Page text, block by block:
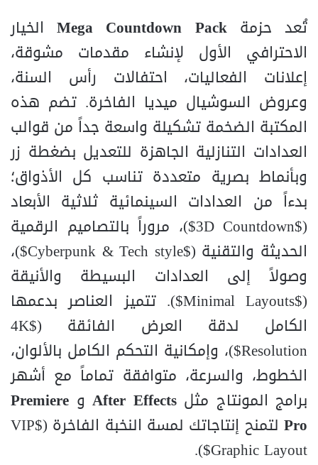
تُعد حزمةMega Countdown Packالخيار
الاحترافي الأول لإنشاء مقدمات مشوقة،
إعلانات الفعاليات، احتفالات رأس السنة،
وعروض السوشيال ميديا الفاخرة. تضم هذه
المكتبة الضخمة تشكيلة واسعة جداً من قوالب
العدادات التنازلية الجاهزة للتعديل بضغطة زر
وبأنماط بصرية متعددة تناسب كل الأذواق؛
بدءاً من العدادات السينمائية ثلاثية الأبعاد
(
$3D Countdown$
)، مروراً بالتصاميم الرقمية
الحديثة والتقنية ($Cyberpunk & Tech style$
)،
وصولاً إلى العدادات البسيطة والأنيقة
(
$Minimal Layouts$
). تتميز العناصر بدعمها
الكامل لدقة العرض الفائقة ( $4K
Resolution$ )، وإمكانية التحكم الكامل بالألوان،
الخطوط، والسرعة، متوافقة تماماً مع أشهر
برامج المونتاج مثلAfter Effects و Premiere
Pro لتمنح إنتاجاتك لمسة النخبة الفاخرة ( $VIP
Graphic Layout$
).